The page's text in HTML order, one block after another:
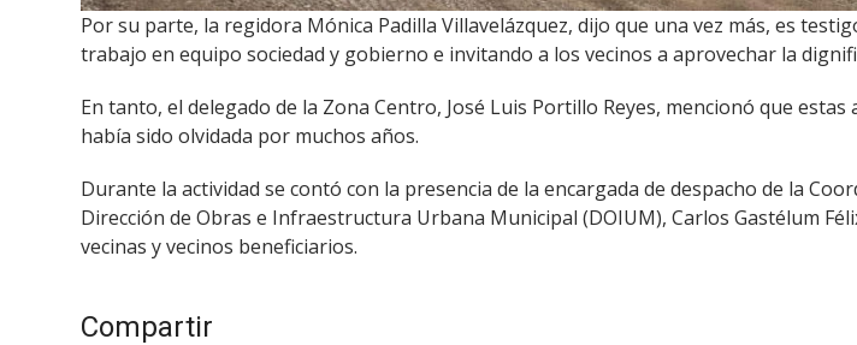
Por su parte, la regidora Mónica Padilla Villavelázquez, dijo que una vez más, es
trabajo en equipo sociedad y gobierno e invitando a los vecinos a aprovechar la
En tanto, el delegado de la Zona Centro, José Luis Portillo Reyes, mencionó que
había sido olvidada por muchos años.
Durante la actividad se contó con la presencia de la encargada de despacho de la
Dirección de Obras e Infraestructura Urbana Municipal (DOIUM), Carlos Gastélum
vecinas y vecinos beneficiarios.
Compartir